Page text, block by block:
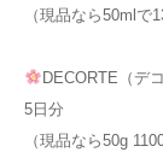
（現品なら50mlで
DECORTE（
5日分
（現品なら50g